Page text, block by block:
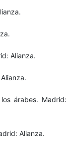
Alianza.
árabes. Madrid:
Alianza.